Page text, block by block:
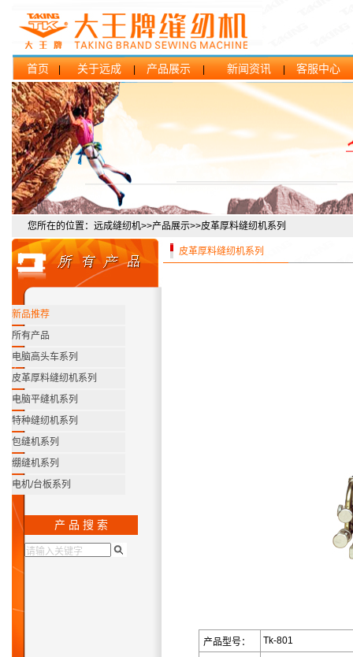
首页 关于远成 产品展示| 新闻资讯 客服中心
您所在的位置：远成缝纫机>>产品展示>>皮革厚料缝纫机系列
新品推荐
所有产品
电脑高头车系列
皮革厚料缝纫机系列
电脑平缝机系列
特种缝纫机系列
包缝机系列
绷缝机系列
电机/台板系列
产 品 搜 索
皮革厚料缝纫机系列
产品型号： Tk-801